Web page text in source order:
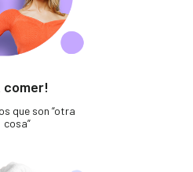
comer!
que son “otra
cosa”